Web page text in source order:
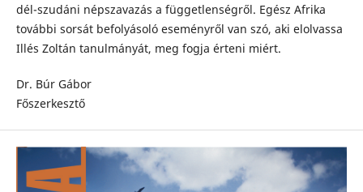
dél-szudáni népszavazás a függetlenségről. Egész Afrika
további sorsát befolyásoló eseményről van szó, aki elolvassa
Illés Zoltán tanulmányát, meg fogja érteni miért.
Dr. Búr Gábor
Főszerkesztő